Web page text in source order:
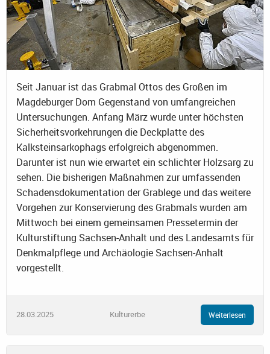
Seit Januar ist das Grabmal Ottos des Großen im
Magdeburger Dom Gegenstand von umfangreichen
Untersuchungen. Anfang März wurde unter höchsten
Sicherheitsvorkehrungen die Deckplatte des
Kalksteinsarkophags erfolgreich abgenommen.
Darunter ist nun wie erwartet ein schlichter Holzsarg zu
sehen. Die bisherigen Maßnahmen zur umfassenden
Schadensdokumentation der Grablege und das weitere
Vorgehen zur Konservierung des Grabmals wurden am
Mittwoch bei einem gemeinsamen Pressetermin der
Kulturstiftung Sachsen-Anhalt und des Landesamts für
Denkmalpflege und Archäologie Sachsen-Anhalt
vorgestellt.
28.03.2025 Kulturerbe Weiterlesen